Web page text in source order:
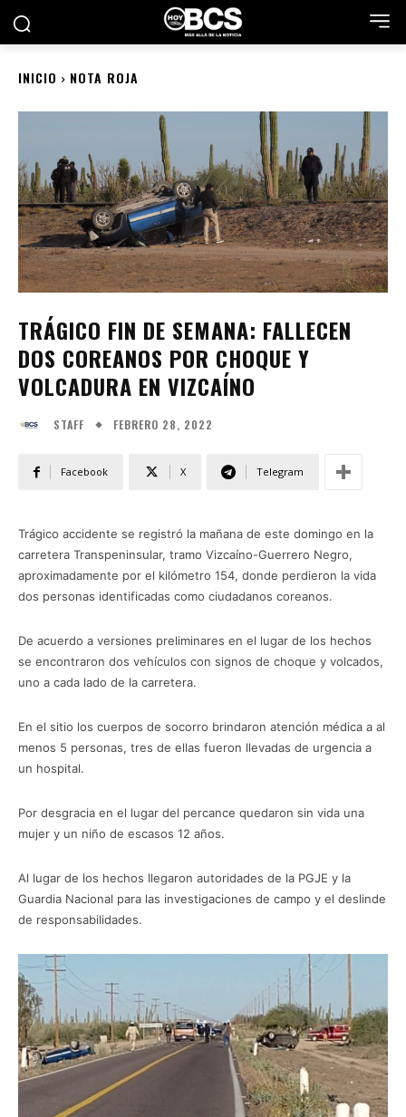
INICIO NOTA ROJA
TRÁGICO FIN DE SEMANA: FALLECEN
DOS COREANOS POR CHOQUE Y
VOLCADURA EN VIZCAÍNO
STAFF FEBRERO 28, 2022
Facebook X Telegram
Trágico accidente se registró la mañana de este domingo en la
carretera Transpeninsular, tramo Vizcaíno-Guerrero Negro,
aproximadamente por el kilómetro 154, donde perdieron la vida
dos personas identificadas como ciudadanos coreanos.
De acuerdo a versiones preliminares en el lugar de los hechos
se encontraron dos vehículos con signos de choque y volcados,
uno a cada lado de la carretera.
En el sitio los cuerpos de socorro brindaron atención médica a al
menos 5 personas, tres de ellas fueron llevadas de urgencia a
un hospital.
Por desgracia en el lugar del percance quedaron sin vida una
mujer y un niño de escasos 12 años.
Al lugar de los hechos llegaron autoridades de la PGJE y la
Guardia Nacional para las investigaciones de campo y el deslinde
de responsabilidades.